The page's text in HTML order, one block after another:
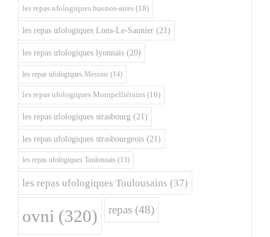
les repas ufologiques buenos-aires (18)
les repas ufologiques Lons-Le-Saunier (21)
les repas ufologiques lyonnais (20)
les repas ufologiques Messins (14)
les repas ufologiques Montpelliérains (16)
les repas ufologiques strasbourg (21)
les repas ufologiques strasbourgeois (21)
les repas ufologiques Toulonnais (13)
les repas ufologiques Toulousains (37)
ovni (320) repas (48)